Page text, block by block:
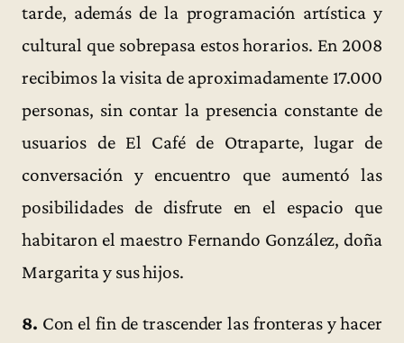
tarde, además de la programación artística y
cultural que sobrepasa estos horarios. En 2008
recibimos la visita de aproximadamente 17.000
personas, sin contar la presencia constante de
usuarios de El Café de Otraparte, lugar de
conversación y encuentro que aumentó las
posibilidades de disfrute en el espacio que
habitaron el maestro Fernando González, doña
Margarita y sus hijos.
8. Con el fin de trascender las fronteras y hacer